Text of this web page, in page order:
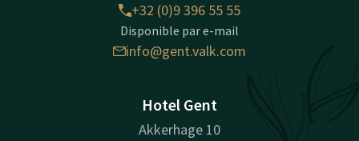
+32 (0)9 396 55 55
Disponible par e-mail
info@gent.valk.com
Hotel Gent
Akkerhage 10